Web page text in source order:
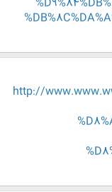
http://